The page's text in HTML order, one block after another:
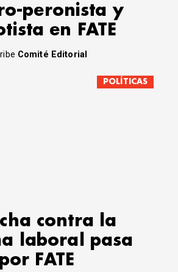
peronista y
en FATE
Comité Editorial
POLÍTICAS
contra la
laboral pasa
por FATE